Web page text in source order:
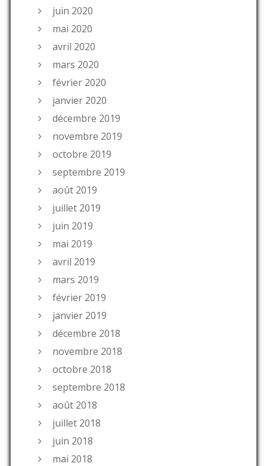
juin 2020
mai 2020
avril 2020
mars 2020
février 2020
janvier 2020
décembre 2019
novembre 2019
octobre 2019
septembre 2019
août 2019
juillet 2019
juin 2019
mai 2019
avril 2019
mars 2019
février 2019
janvier 2019
décembre 2018
novembre 2018
octobre 2018
septembre 2018
août 2018
juillet 2018
juin 2018
mai 2018